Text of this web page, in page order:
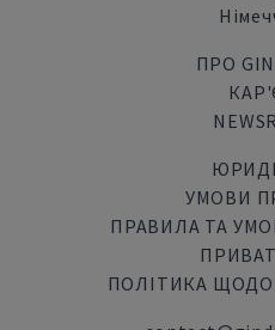
ПРО
УМОВИ
ПРАВИЛА ТА
ПОЛІТИКА ЩОДО